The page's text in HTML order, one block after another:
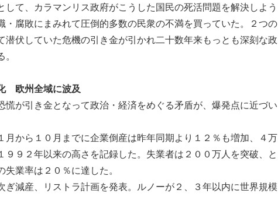
て、カラマンリス政府がこうした国民の死活問題を解決しよう
・腐敗にまみれて圧倒的多数の民衆の不満を買っていた。２つの
潜伏していた危機の引き金が引かれ二十数年来もっとも深刻な政
欧州全域に波及
が引き金となって政治・経済をめぐる矛盾が、爆発点に近づい
から１０月までに企業倒産は昨年同期より１２％も増加、４万
９９２年以来の高さを記録した。失業者は２００万人を突破、と
失業率は２０％に達した。
減産、リストラ計画を発表。ルノーが２、３年以内に世界規模